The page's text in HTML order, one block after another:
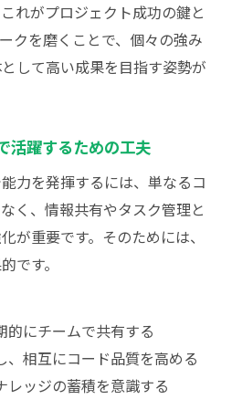
れがプロジェクト成功の鍵と
クを磨くことで、個々の強み
して高い成果を目指す姿勢が
活躍するための工夫
力を発揮するには、単なるコ
く、情報共有やタスク管理と
が重要です。そのためには、
です。
的にチームで共有する
、相互にコード品質を高める
レッジの蓄積を意識する